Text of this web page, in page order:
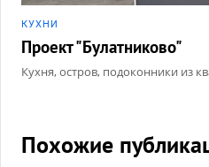
КУХНИ
Проект "Булатниково"
Кухня, остров, подоконники из
Похожие